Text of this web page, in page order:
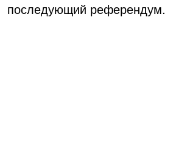
последующий референдум.